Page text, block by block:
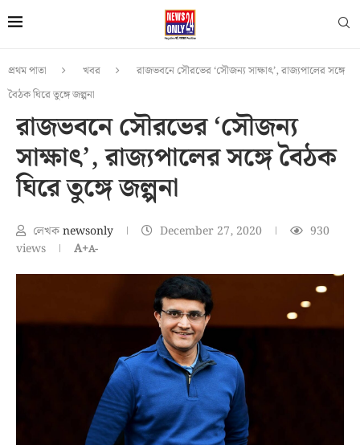
প্রথম পাতা খবর
রাজভবনে সৌরভের ‘সৌজন্য সাক্ষাৎ’, রাজ্যপালের সঙ্গে
বৈঠক ঘিরে তুঙ্গে জল্পনা
রাজভবনে সৌরভের ‘সৌজন্য
সাক্ষাৎ’, রাজ্যপালের সঙ্গে বৈঠক
ঘিরে তুঙ্গে জল্পনা
লেখকnewsonly December 27, 2020
930
views
A+A-